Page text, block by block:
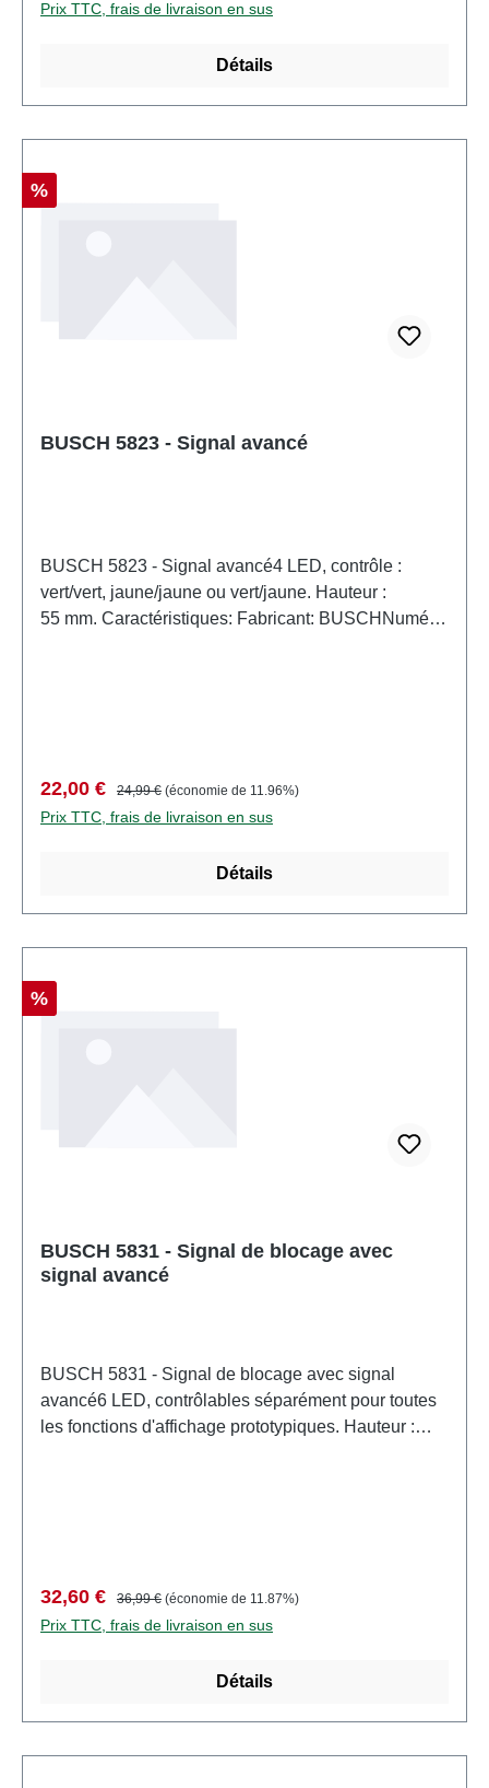
Prix TTC, frais de livraison en sus
Détails
Réduction
%
BUSCH 5823 - Signal avancé
BUSCH 5823 - Signal avancé4 LED, contrôle :
vert/vert, jaune/jaune ou vert/jaune. Hauteur :
55 mm. Caractéristiques: Fabricant: BUSCHNuméro
Prix de vente :
22,00 € Prix régulier :
24,99 € (économie de 11.96%)
Prix TTC, frais de livraison en sus
Détails
Réduction
%
BUSCH 5831 - Signal de blocage avec
signal avancé
BUSCH 5831 - Signal de blocage avec signal
avancé6 LED, contrôlables séparément pour toutes
les fonctions d'affichage prototypiques. Hauteur :
Prix de vente :
32,60 € Prix régulier :
36,99 € (économie de 11.87%)
Prix TTC, frais de livraison en sus
Détails